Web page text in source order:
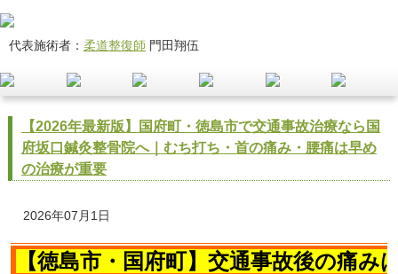
代表施術者： 柔道整復師 門田翔伍
【2026年最新版】国府町・徳島市で交通事故治療なら国
府坂口鍼灸整骨院へ｜むち打ち・首の痛み・腰痛は早め
の治療が重要
2026年07月1日
【徳島市・国府町】交通事故後の痛み